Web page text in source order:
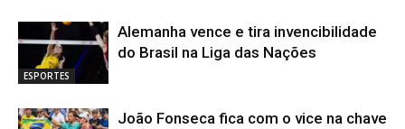
ESPORTES
Alemanha vence e tira invencibilidade
do Brasil na Liga das Nações
João Fonseca fica com o vice na chave